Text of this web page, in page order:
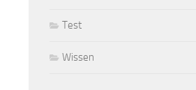
Test
Wissen